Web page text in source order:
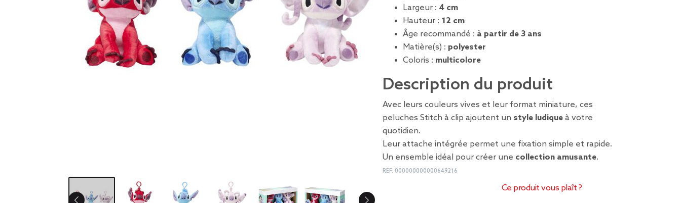
Largeur : 4 cm
Hauteur : 12 cm
Âge recommandé : à partir de 3 ans
Matière(s) : polyester
Coloris : multicolore
Description du produit
Avec leurs couleurs vives et leur format miniature, ces
peluches Stitch à clip ajoutent un style ludique à votre
quotidien.
Leur attache intégrée permet une fixation simple et rapide.
Un ensemble idéal pour créer une collection amusante.
REF. 000000000000649216
Ce produit vous plaît ?